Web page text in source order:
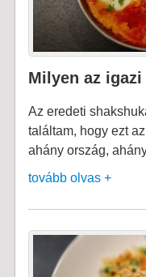
Milyen az
Az eredeti
találtam, hogy ezt
ahány ország,
tovább olvas +